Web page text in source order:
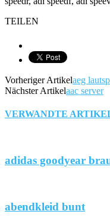
TEILEN
Vorheriger Artikelaeg
Nächster Artikelaac server
VERWANDTE
adidas goodyear
abendkleid bunt